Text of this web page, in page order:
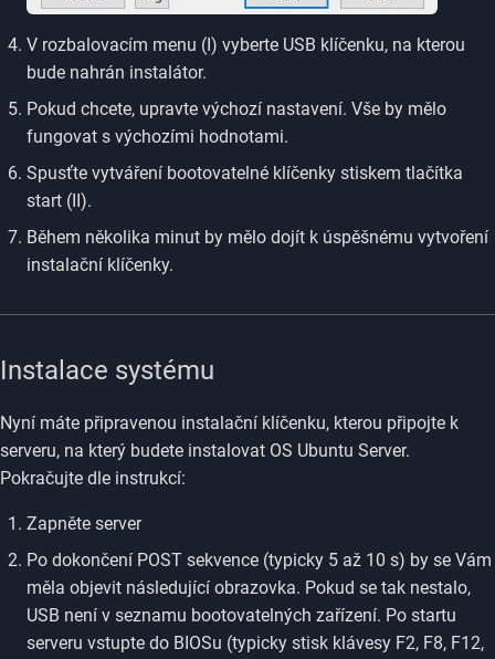
V rozbalovacím menu (I) vyberte USB klíčenku, na kterou
bude nahrán instalátor.
Pokud chcete, upravte výchozí nastavení. Vše by mělo
fungovat s výchozími hodnotami.
Spusťte vytváření bootovatelné klíčenky stiskem tlačítka
start (II).
Během několika minut by mělo dojít k úspěšnému vytvoření
instalační klíčenky.
Instalace systému
Nyní máte připravenou instalační klíčenku, kterou připojte k
serveru, na který budete instalovat OS Ubuntu Server.
Pokračujte dle instrukcí:
Zapněte server
Po dokončení POST sekvence (typicky 5 až 10 s) by se Vám
měla objevit následující obrazovka. Pokud se tak nestalo,
USB není v seznamu bootovatelných zařízení. Po startu
serveru vstupte do BIOSu (typicky stisk klávesy F2, F8, F12,